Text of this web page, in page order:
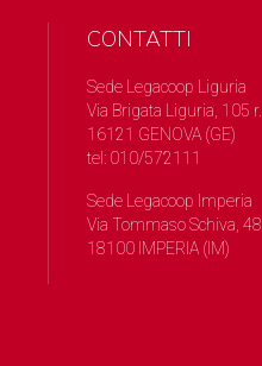
CONTATTI
Sede Legacoop Liguria
Via Brigata Liguria, 105 r.
16121 GENOVA (GE)
tel: 010/572111
Sede Legacoop Imperia
Via Tommaso Schiva, 48
18100 IMPERIA (IM)